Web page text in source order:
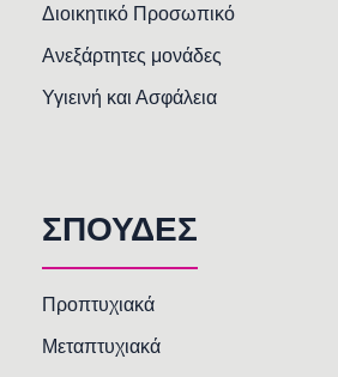
Διοικητικό Προσωπικό
Ανεξάρτητες μονάδες
Υγιεινή και Ασφάλεια
ΣΠΟΥΔΕΣ
Προπτυχιακά
Μεταπτυχιακά